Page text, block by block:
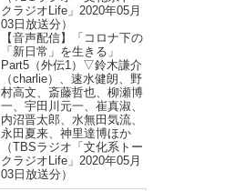
クラジオLife」2020年05月
03日放送分）
【音声配信】「コロナ下の
「新日常」を生きる」
Part5（外伝1）▽鈴木謙介
（charlie）、速水健朗、野
村高文、斎藤哲也、柳瀬博
一、宇田川元一、崔真淑、
内沼晋太郎、水無田気流、
永田夏来、神里達博ほか
（TBSラジオ「文化系トー
クラジオLife」2020年05月
03日放送分）